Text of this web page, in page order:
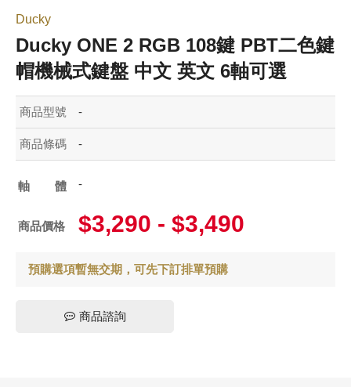
Ducky
Ducky ONE 2 RGB 108鍵 PBT二色鍵
帽機械式鍵盤 中文 英文 6軸可選
商品型號 -
商品條碼 -
軸體
-
商品價格 $3,290 - $3,490
預購選項暫無交期，可先下訂排單預購
商品諮詢